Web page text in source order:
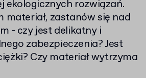
ekologicznych rozwiązań.
materiał, zastanów się nad
- czy jest delikatny i
zabezpieczenia? Jest
Czy materiał wytrzyma